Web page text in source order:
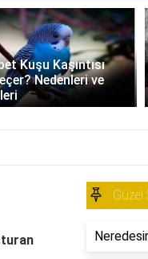
Kuşu Kaşıntısı
Nedenleri ve
Güzel